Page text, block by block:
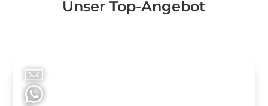
Unser Top-Angebot